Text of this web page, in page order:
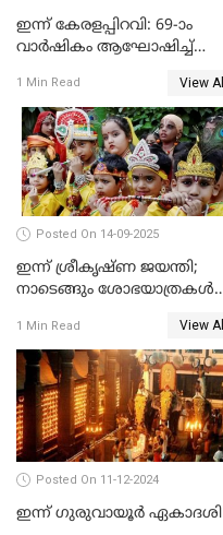
ഇന്ന് കേരളപ്പിറവി: 69-ാം
വാർഷികം ആഘോഷിച്ച്
1 Min Read View All
Posted On 14-09-2025
ഇന്ന് ശ്രീകൃഷ്ണ ജയന്തി;
നാടെങ്ങും ശോഭയാത്രകൾ
1 Min Read View All
Posted On 11-12-2024
ഇന്ന് ഗുരുവായൂർ ഏകാദശി